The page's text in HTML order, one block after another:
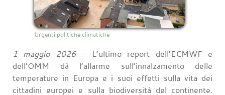
Urgenti politiche climatiche
1 maggio 2026- L’ultimo report dell’ECMWF e
dell’OMM dà l’allarme sull’innalzamento delle
temperature in Europa e i suoi effetti sulla vita dei
cittadini europei e sulla biodiversità del continente.